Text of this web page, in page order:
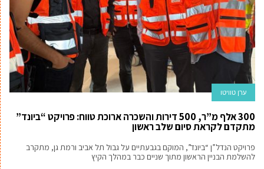
ערן טוויטו
300 אלף מ”ר, 500 דירות והשכרה ארוכת טווח: פרויקט “ביונד”
מתקדם לקראת סיום שלב ראשון
פרויקט הנדל”ן “ביונד”, המוקם בגבעתיים על גבול תל אביב ורמת גן, מתקרב
להשלמת הבניין הראשון מתוך שניים כבר במהלך הקיץ